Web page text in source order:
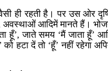
ही रहती है। पर उस ओर
अवस्थाओं आदिमें मानते हैं।
हूँ’, जाते समय ‘मैं जाता हूँ’
हटा दें तो ‘हूँ’ नहीं रहेगा